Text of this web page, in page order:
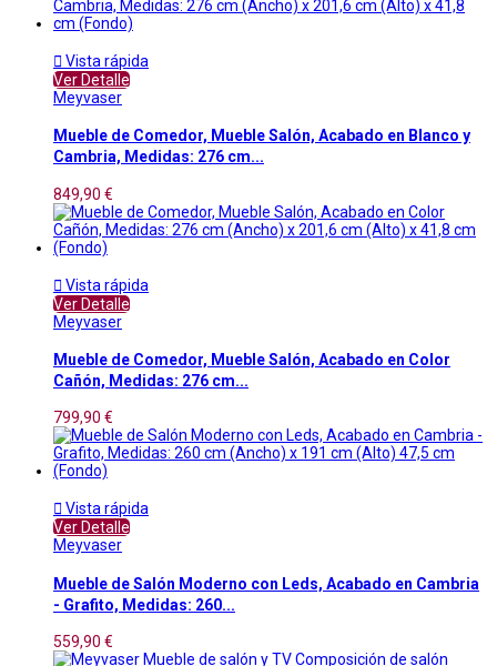
 Vista rápida
Ver Detalle
Meyvaser
Mueble de Comedor, Mueble Salón, Acabado en Blanco y
Cambria, Medidas: 276 cm...
849,90 €
 Vista rápida
Ver Detalle
Meyvaser
Mueble de Comedor, Mueble Salón, Acabado en Color
Cañón, Medidas: 276 cm...
799,90 €
 Vista rápida
Ver Detalle
Meyvaser
Mueble de Salón Moderno con Leds, Acabado en Cambria
- Grafito, Medidas: 260...
559,90 €